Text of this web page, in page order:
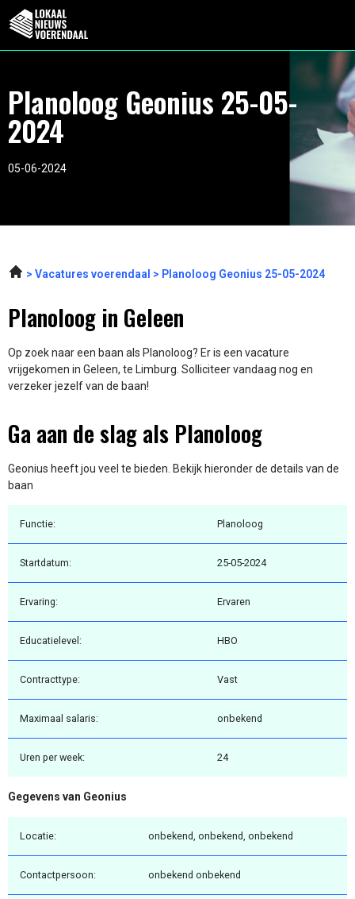
Planoloog Geonius 25-05-
2024
05-06-2024
Vacatures voerendaal Planoloog Geonius 25-05-2024
Planoloog in Geleen
Op zoek naar een baan als Planoloog? Er is een vacature
vrijgekomen in Geleen, te Limburg. Solliciteer vandaag nog en
verzeker jezelf van de baan!
Ga aan de slag als Planoloog
Geonius heeft jou veel te bieden. Bekijk hieronder de details van de
baan
Functie: Planoloog
Startdatum: 25-05-2024
Ervaring: Ervaren
Educatielevel: HBO
Contracttype: Vast
Maximaal salaris: onbekend
Uren per week: 24
Gegevens van Geonius
Locatie: onbekend, onbekend, onbekend
Contactpersoon: onbekend onbekend